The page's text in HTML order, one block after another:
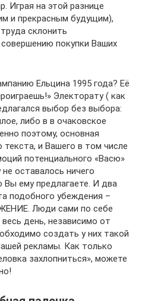
Играя на этой разнице
и прекрасным будущим),
склонить
покупки Ваших
Ельцина 1995 года? Её
Электорату ( как
выбор без выбора:
либо в в очаковское
поэтому, основная
и Вашего в том числе
потенциального «Васю»
оставалось ничего
Вы ему предлагаете. И два
подобного убеждения –
Люди сами по себе
день, независимо от
создать у них такой
рекламы. Как только
захлопниться», можете